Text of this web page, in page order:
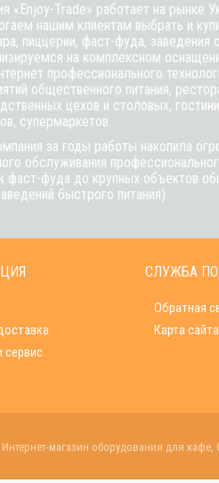
«Enjoy-Trade» работает на рынке
нашим клиентам выбрать и
, пиццерии, фаст-фуда, заведения
на комплексном
профессионального
общественного питания,
цехов и столовых,
супермаркетов.
за годы работы накопила
обслуживания
фаст-фуда до крупных объектов
быстрого питания)
сервис
СЛУЖБА
Обратная
Карта сайта
магазин оборудования для кафе,